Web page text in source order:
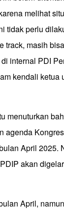
melihat
tidak perlu
track, masih
internal PDI
kendali ketua
menuturkan
agenda
April 2025.
akan
April,